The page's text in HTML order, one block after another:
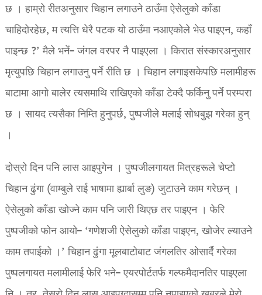
छ । हाम्रो रीतअनुसार चिहान लगाउने ठाउँमा ऐसेलुको काँडा
चाहिदोरहेछ, म त्यत्ति धेरै पटक यो ठाउँमा नआएकोले भेउ पाइएन, कहाँ
पाइन्छ ?’ मैले भनें– जंगल वरपर नै पाइएला । किरात संस्कारअनुसार
मृत्युपछि चिहान लगाउनु पर्ने रीति छ । चिहान लगाइसकेपछि मलामीहरू
बाटामा आगो बालेर त्यसमाथि राखिएको काँडा टेक्दै फर्किनु पर्ने परम्परा
छ । सायद त्यसैका निम्ति हुनुपर्छ, पुष्पजीले मलाई सोधबुझ गरेका हुन्
।
दोस्रो दिन पनि लास आइपुगेन । पुष्पजीलगायत मित्रहरूले चेप्टो
चिहान ढुंगा (वाम्बुले राई भाषामा ह्यार्बा लुङ) जुटाउने काम गरेछन् ।
ऐसेलुको काँडा खोज्ने काम पनि जारी थिएछ तर पाइएन । फेरि
पुष्पजीको फोन आयो– ‘गणेशजी ऐसेलुको काँडा पाइएन, खोजेर ल्याउने
काम तपाईको ।’ चिहान ढुंगा मूलबाटोबाट जंगलतिर ओसार्दै गरेका
पुष्पलगायत मलामीलाई फेरि भने– एयरपोर्टतर्फ गल्फमैदानतिर पाइएला